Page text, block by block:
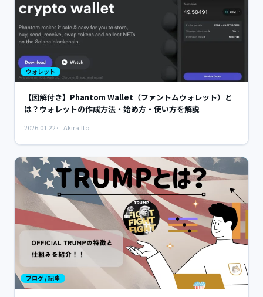
ウォレット
【図解付き】Phantom Wallet（ファントムウォレット）と
は？ウォレットの作成方法・始め方・使い方を解説
2026.01.22 Akira.Ito
ブログ / 記事